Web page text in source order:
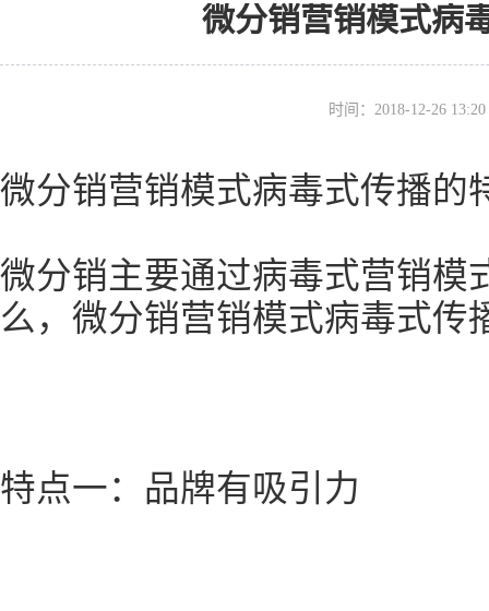
微分销营销模式病
时间：2018-12-26
微分销营销模式病毒式传播的
微分销主要通过病毒式营销模
么，微分销营销模式病毒式传
特点一：品牌有吸引力